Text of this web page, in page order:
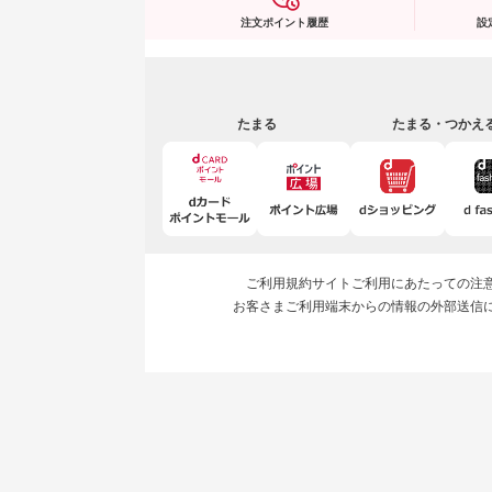
注文ポイント履歴 設
たまる たまる・つかえ
ご利用規約サイトご利用にあたっての注
お客さまご利用端末からの情報の外部送信